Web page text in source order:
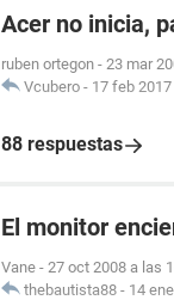
Acer no inicia,
ruben ortegon - 23 mar
Vcubero - 17 feb
88 respuestas
El monitor
Vane - 27 oct 2008 a las
thebautista88 - 14